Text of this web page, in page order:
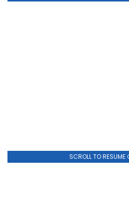
SCROLL TO RESUME